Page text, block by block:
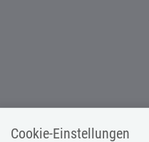
Cookie-Einstellungen